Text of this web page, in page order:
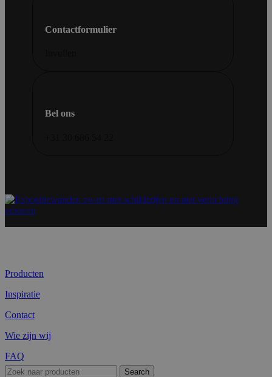
Contactformulier
Bel ons
Producten
Inspiratie
Contact
Wie zijn wij
FAQ
Search